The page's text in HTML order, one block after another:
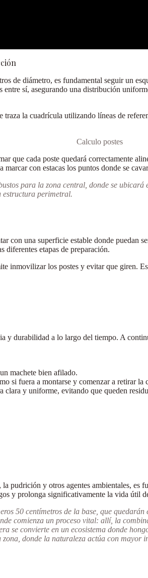
de diámetro, es fundamental seguir un
entre sí, asegurando una distribución
traza la cuadrícula utilizando líneas de
Calculo postes
que cada poste quedará correctamente
con estacas los puntos donde se
para la zona central , donde se
estructura perimetral.
con una superficie estable donde puedan
diferentes etapas de preparación.
inmovilizar los postes y evitar que giren.
y durabilidad a lo largo del tiempo. A
machete bien afilado.
si fuera a montarse y comenzar a retirar la
y uniforme, evitando que queden
pudrición y otros agentes ambientales, es
y prolonga significativamente la vida útil
50 centímetros de la base, que
comienza un proceso vital: allí, la
se convierte en un ecosistema donde
donde la naturaleza actúa con mayor